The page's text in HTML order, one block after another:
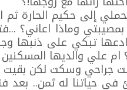
إلى حكيم الحارة ثم
بمصيبتي وماذا اعاني؟
تبكي على ذنبها
علي والديها المسكنين
جراحي وسكت لكن بقيت
حياتنا له ثمن.. بعد